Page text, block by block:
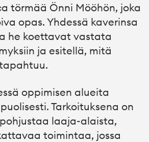
törmää Önni Mööhön, joka
opas. Yhdessä kaverinsa
he koettavat vastata
ja esitellä, mitä
oppimisen alueita
Tarkoituksena on
laaja-alaista,
toimintaa, jossa